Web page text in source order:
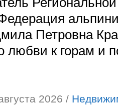
Петровна
любви к горам и
2026 /